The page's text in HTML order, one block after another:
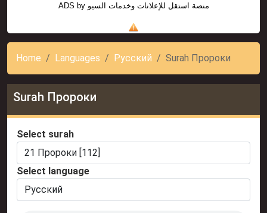
ADS by منصة استقل للإعلانات وخدمات السيو
Home Languages Русский Surah Пророки
Surah Пророки
Select surah
Select language